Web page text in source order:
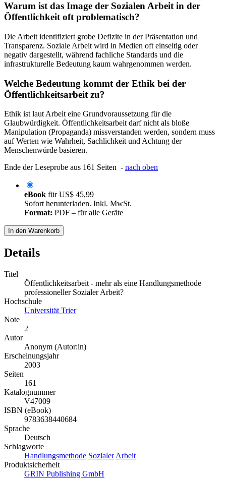
Warum ist das Image der Sozialen Arbeit in der
Öffentlichkeit oft problematisch?
Die Arbeit identifiziert grobe Defizite in der Präsentation und
Transparenz. Soziale Arbeit wird in Medien oft einseitig oder
negativ dargestellt, während fachliche Standards und die
infrastrukturelle Bedeutung kaum wahrgenommen werden.
Welche Bedeutung kommt der Ethik bei der
Öffentlichkeitsarbeit zu?
Ethik ist laut Arbeit eine Grundvoraussetzung für die
Glaubwürdigkeit. Öffentlichkeitsarbeit darf nicht als bloße
Manipulation (Propaganda) missverstanden werden, sondern muss
auf Werten wie Wahrheit, Sachlichkeit und Achtung der
Menschenwürde basieren.
Ende der Leseprobe aus 161 Seiten - nach oben
eBook fürUS$ 45,99
Sofort herunterladen. Inkl. MwSt.
Format: PDF – für alle Geräte
In den Warenkorb
Details
Titel
Öffentlichkeitsarbeit - mehr als eine Handlungsmethode
professioneller Sozialer Arbeit?
Hochschule
Universität Trier
Note
2
Autor
Anonym (Autor:in)
Erscheinungsjahr
2003
Seiten
161
Katalognummer
V47009
ISBN (eBook)
9783638440684
Sprache
Deutsch
Schlagworte
Handlungsmethode Sozialer Arbeit
Produktsicherheit
GRIN Publishing GmbH